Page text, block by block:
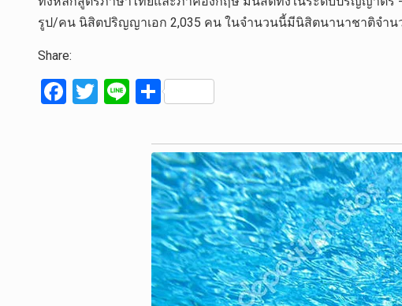
รูป/คน นิสิตปริญญาเอก 2,035 คน ในจำนวนนี้มีนิสิตนานาชาติจำน
Share:
F
T
Li S
ar
e